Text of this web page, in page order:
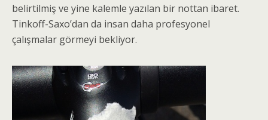
belirtilmiş ve yine kalemle yazılan bir nottan ibaret.
Tinkoff-Saxo’dan da insan daha profesyonel
çalışmalar görmeyi bekliyor.